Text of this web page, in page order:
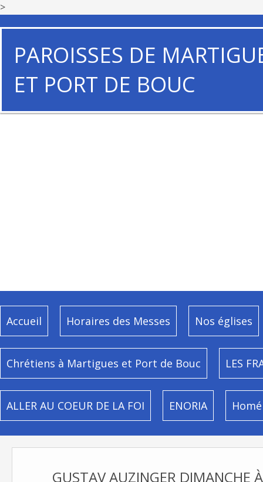
>
PAROISSES DE
ET PORT DE BOUC
Accueil Horaires des Messes Nos églises
Chrétiens à Martigues et Port de Bouc LES
ALLER AU COEUR DE LA FOI ENORIA
GUSTAV AUZINGER DIMANCHE